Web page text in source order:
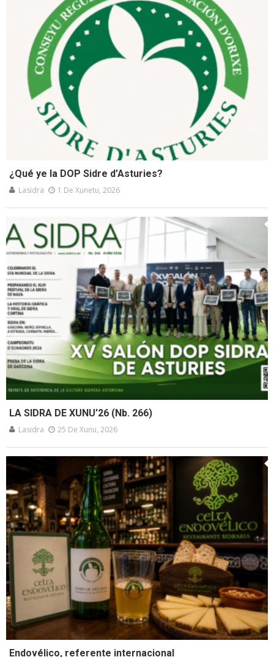
¿Qué ye la DOP Sidre d’Asturies?
Lasidra 1 De Xunetu, 2026
LA SIDRA DE XUNU’26 (Nb. 266)
Lasidra 25 De Xunu, 2026
Endovélico, referente internacional